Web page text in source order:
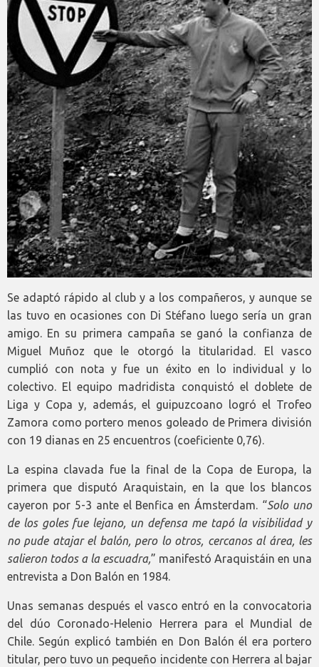
Se adaptó rápido al club y a los compañeros, y aunque se
las tuvo en ocasiones con Di Stéfano luego sería un gran
amigo. En su primera campaña se ganó la confianza de
Miguel Muñoz que le otorgó la titularidad. El vasco
cumplió con nota y fue un éxito en lo individual y lo
colectivo. El equipo madridista conquistó el doblete de
Liga y Copa y, además, el guipuzcoano logró el Trofeo
Zamora como portero menos goleado de Primera división
con 19 dianas en 25 encuentros (coeficiente 0,76).
La espina clavada fue la final de la Copa de Europa, la
primera que disputó Araquistain, en la que los blancos
cayeron por 5-3 ante el Benfica en Ámsterdam. “Solo uno
de los goles fue lejano, un defensa me tapó la visibilidad y
no pude atajar el balón, pero lo otros, cercanos al área, les
salieron todos a la escuadra,” manifestó Araquistáin en una
entrevista a Don Balón en 1984.
Unas semanas después el vasco entró en la convocatoria
del dúo Coronado-Helenio Herrera para el Mundial de
Chile. Según explicó también en Don Balón él era portero
titular, pero tuvo un pequeño incidente con Herrera al bajar